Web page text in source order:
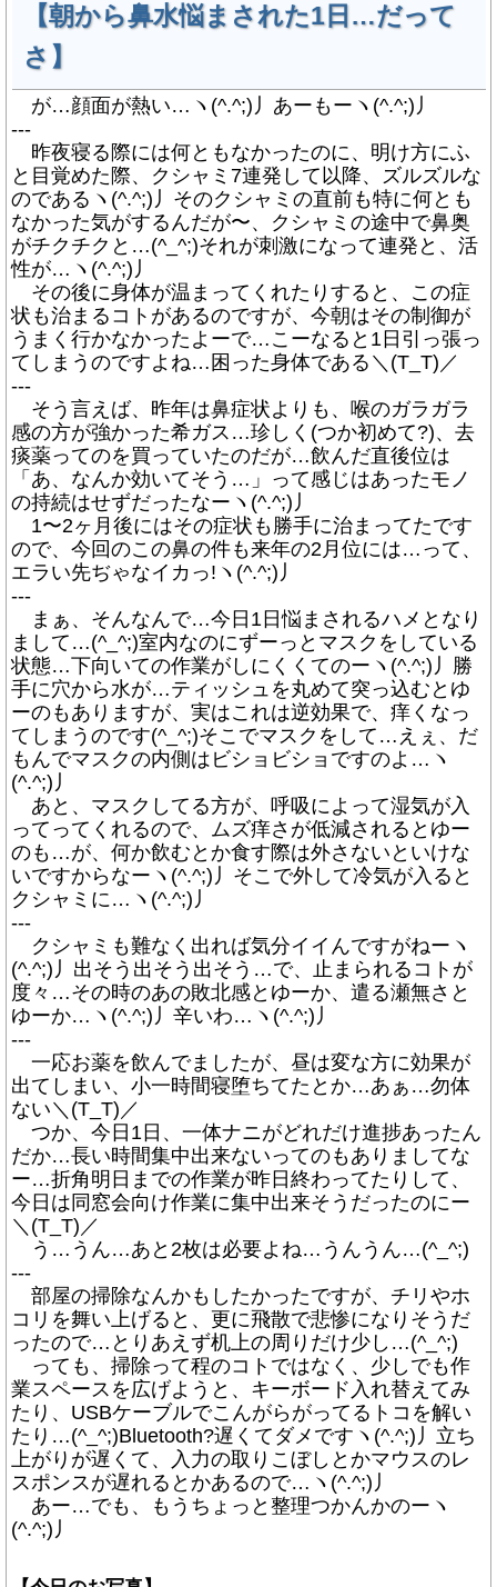
【朝から鼻水悩まされた1日…だって
さ】
が…顔面が熱い…ヽ(^.^;)丿あーもーヽ(^.^;)丿
---
昨夜寝る際には何ともなかったのに、明け方にふ
と目覚めた際、クシャミ7連発して以降、ズルズルな
のであるヽ(^.^;)丿そのクシャミの直前も特に何とも
なかった気がするんだが〜、クシャミの途中で鼻奥
がチクチクと…(^_^;)それが刺激になって連発と、活
性が…ヽ(^.^;)丿
その後に身体が温まってくれたりすると、この症
状も治まるコトがあるのですが、今朝はその制御が
うまく行かなかったよーで…こーなると1日引っ張っ
てしまうのですよね…困った身体である＼(T_T)／
---
そう言えば、昨年は鼻症状よりも、喉のガラガラ
感の方が強かった希ガス…珍しく(つか初めて?)、去
痰薬ってのを買っていたのだが…飲んだ直後位は
「あ、なんか効いてそう…」って感じはあったモノ
の持続はせずだったなーヽ(^.^;)丿
1〜2ヶ月後にはその症状も勝手に治まってたです
ので、今回のこの鼻の件も来年の2月位には…って、
エラい先ぢゃなイカっ!ヽ(^.^;)丿
---
まぁ、そんなんで…今日1日悩まされるハメとなり
まして…(^_^;)室内なのにずーっとマスクをしている
状態…下向いての作業がしにくくてのーヽ(^.^;)丿勝
手に穴から水が…ティッシュを丸めて突っ込むとゆ
ーのもありますが、実はこれは逆効果で、痒くなっ
てしまうのです(^_^;)そこでマスクをして…えぇ、だ
もんでマスクの内側はビショビショですのよ…ヽ
(^.^;)丿
あと、マスクしてる方が、呼吸によって湿気が入
ってってくれるので、ムズ痒さが低減されるとゆー
のも…が、何か飲むとか食す際は外さないといけな
いですからなーヽ(^.^;)丿そこで外して冷気が入ると
クシャミに…ヽ(^.^;)丿
---
クシャミも難なく出れば気分イイんですがねーヽ
(^.^;)丿出そう出そう出そう…で、止まられるコトが
度々…その時のあの敗北感とゆーか、遣る瀬無さと
ゆーか…ヽ(^.^;)丿辛いわ…ヽ(^.^;)丿
---
一応お薬を飲んでましたが、昼は変な方に効果が
出てしまい、小一時間寝堕ちてたとか…あぁ…勿体
ない＼(T_T)／
つか、今日1日、一体ナニがどれだけ進捗あったん
だか…長い時間集中出来ないってのもありましてな
ー…折角明日までの作業が昨日終わってたりして、
今日は同窓会向け作業に集中出来そうだったのにー
＼(T_T)／
う…うん…あと2枚は必要よね…うんうん…(^_^;)
---
部屋の掃除なんかもしたかったですが、チリやホ
コリを舞い上げると、更に飛散で悲惨になりそうだ
ったので…とりあえず机上の周りだけ少し…(^_^;)
っても、掃除って程のコトではなく、少しでも作
業スペースを広げようと、キーボード入れ替えてみ
たり、USBケーブルでこんがらがってるトコを解い
たり…(^_^;)Bluetooth?遅くてダメですヽ(^.^;)丿立ち
上がりが遅くて、入力の取りこぼしとかマウスのレ
スポンスが遅れるとかあるので…ヽ(^.^;)丿
あー…でも、もうちょっと整理つかんかのーヽ
(^.^;)丿